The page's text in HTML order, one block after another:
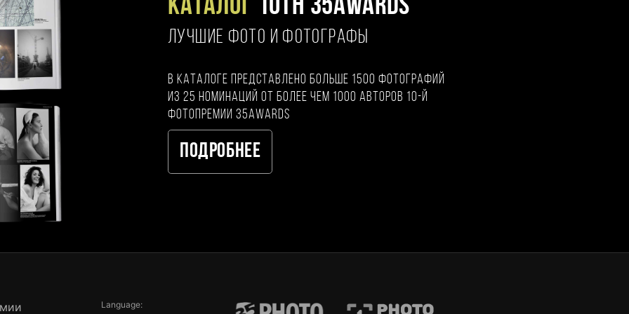
Каталог 10TH 35AWARDS
ЛУЧШИЕ ФОТО И ФОТОГРАФЫ
В каталоге представлено больше 1500 фотографий
из 25 номинаций от более чем 1000 авторов 10-й
фотопремии 35AWARDS
Подробнее
Language: